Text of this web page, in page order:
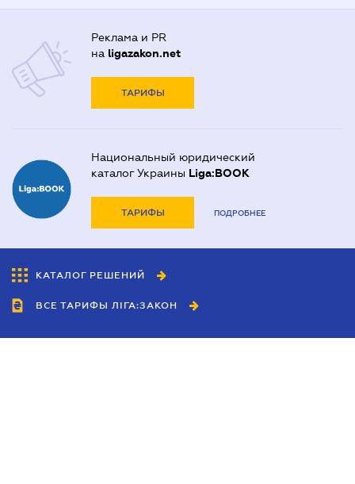
Реклама и PR
на ligazakon.net
ТАРИФЫ
Национальный юридический
каталог Украины Liga:BOOK
ТАРИФЫ ПОДРОБНЕЕ
КАТАЛОГ РЕШЕНИЙ
ВСЕ ТАРИФЫ ЛІГА:ЗАКОН